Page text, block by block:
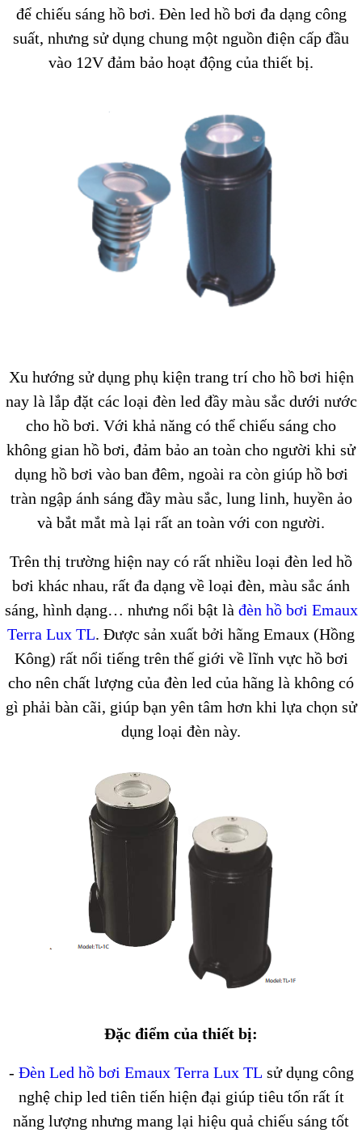
để chiếu sáng hồ bơi. Đèn led hồ bơi đa dạng công
suất, nhưng sử dụng chung một nguồn điện cấp đầu
vào 12V đảm bảo hoạt động của thiết bị.
Xu hướng sử dụng phụ kiện trang trí cho hồ bơi hiện
nay là lắp đặt các loại đèn led đầy màu sắc dưới nước
cho hồ bơi. Với khả năng có thể chiếu sáng cho
không gian hồ bơi, đảm bảo an toàn cho người khi sử
dụng hồ bơi vào ban đêm, ngoài ra còn giúp hồ bơi
tràn ngập ánh sáng đầy màu sắc, lung linh, huyền ảo
và bắt mắt mà lại rất an toàn với con người.
Trên thị trường hiện nay có rất nhiều loại đèn led hồ
bơi khác nhau, rất đa dạng về loại đèn, màu sắc ánh
sáng, hình dạng… nhưng nổi bật là đèn hồ bơi Emaux
Terra Lux TL. Được sản xuất bởi hãng Emaux (Hồng
Kông) rất nổi tiếng trên thế giới về lĩnh vực hồ bơi
cho nên chất lượng của đèn led của hãng là không có
gì phải bàn cãi, giúp bạn yên tâm hơn khi lựa chọn sử
dụng loại đèn này.
Đặc điểm của thiết bị:
- Đèn Led hồ bơi Emaux Terra Lux TL sử dụng công
nghệ chip led tiên tiến hiện đại giúp tiêu tốn rất ít
năng lượng nhưng mang lại hiệu quả chiếu sáng tốt